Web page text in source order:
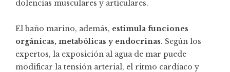
dolencias musculares y articulares.
El baño marino, además, estimula funciones
orgánicas, metabólicas y endocrinas. Según los
expertos, la exposición al agua de mar puede
modificar la tensión arterial, el ritmo cardíaco y